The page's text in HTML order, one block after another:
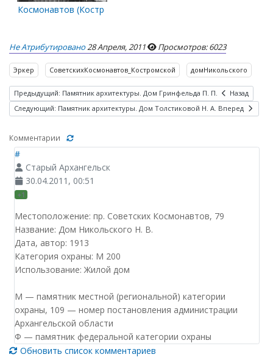
Космонавтов (Костромской)
Не Атрибутировано28 Апреля, 2011 Просмотров: 6023
Эркер СоветскихКосмонавтов_Костромской домНикольского
Предыдущий: Памятник архитектуры. Дом Гринфельда П. П.
Назад
Следующий: Памятник архитектуры. Дом Толстиковой Н. А. Вперед
Комментарии
#
Старый Архангельск
30.04.2011, 00:51
+1
Местоположение: пр. Советских Космонавтов, 79
Название: Дом Никольского Н. В.
Дата, автор: 1913
Категория охраны: М 200
Использование: Жилой дом
М — памятник местной (региональной) категории
охраны, 109 — номер постановления администрации
Архангельской области
Ф — памятник федеральной категории охраны
Обновить список комментариев